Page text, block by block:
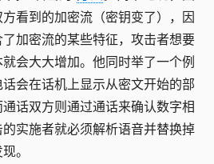
看到的加密流（密钥变了），因
加密流的某些特征，攻击者想要
会大大增加。他同时举了一个例
会在话机上显示从密文开始的部
话双方则通过通话来确认数字相
实施者就必须解析语音并替换掉
。